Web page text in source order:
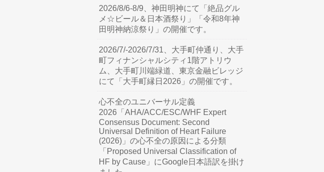
2026/8/6-8/9、神田明神にて「絶品グル
メ☆ビール＆日本酒祭り」「令和8年神
田明神納涼祭り」の開催です。
2026/7/-2026/7/31、大手町仲通り、大手
町フィナンシャルシティ1階アトリウ
ム、大手町川端緑道、東京金融ビレッジ
にて「大手町縁日2026」の開催です。
心不全のユニバーサル定義
2026「AHA/ACC/ESC/WHF Expert
Consensus Document: Second
Universal Definition of Heart Failure
(2026)」の心不全の原因による分類
「Proposed Universal Classification of
HF by Cause」にGoogle日本語訳を掛け